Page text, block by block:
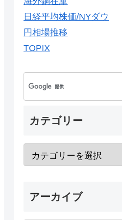
日経平均株価/NYダウ
円相場推移
TOPIX
カテゴリー
アーカイブ